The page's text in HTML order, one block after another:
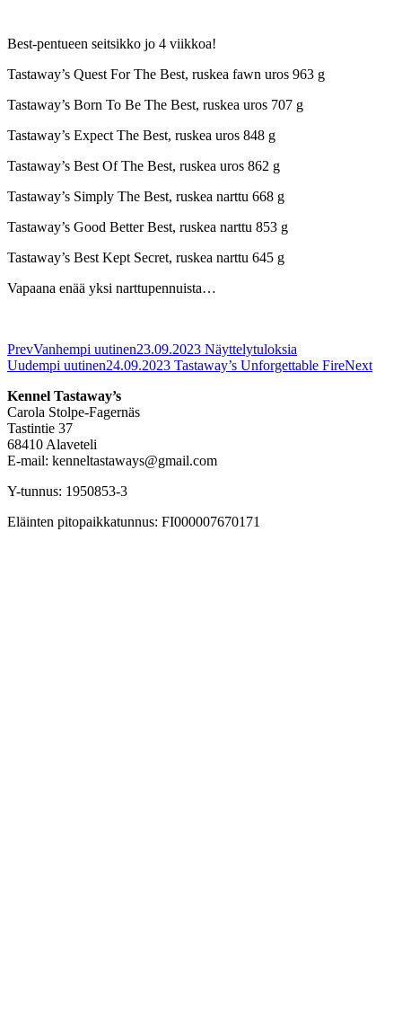
Best-pentueen seitsikko jo 4 viikkoa!
Tastaway’s Quest For The Best, ruskea fawn uros 963 g
Tastaway’s Born To Be The Best, ruskea uros 707 g
Tastaway’s Expect The Best, ruskea uros 848 g
Tastaway’s Best Of The Best, ruskea uros 862 g
Tastaway’s Simply The Best, ruskea narttu 668 g
Tastaway’s Good Better Best, ruskea narttu 853 g
Tastaway’s Best Kept Secret, ruskea narttu 645 g
Vapaana enää yksi narttupennuista…
PrevVanhempi uutinen23.09.2023 Näyttelytuloksia
Uudempi uutinen24.09.2023 Tastaway’s Unforgettable FireNext
Kennel Tastaway’s
Carola Stolpe-Fagernäs
Tastintie 37
68410 Alaveteli
E-mail: kenneltastaways@gmail.com
Y-tunnus: 1950853-3
Eläinten pitopaikkatunnus: FI000007670171